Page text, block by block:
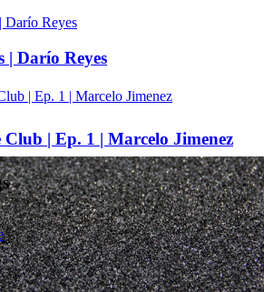
| Darío Reyes
| Ep. 1 | Marcelo Jimenez